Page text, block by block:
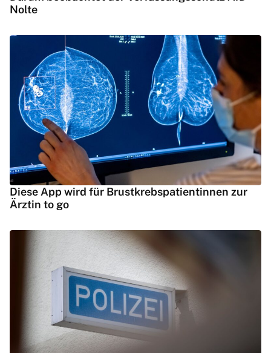
Nolte
Diese App wird für Brustkrebspatientinnen zur
Ärztin to go